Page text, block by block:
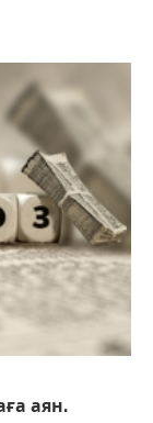
аян.